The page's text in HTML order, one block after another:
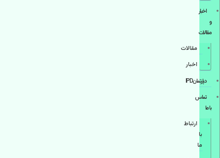
اخبار
و
مقالات
مقالات
اخبار
دپارتمانIPD
تماس
با ما
ارتباط
با
ما